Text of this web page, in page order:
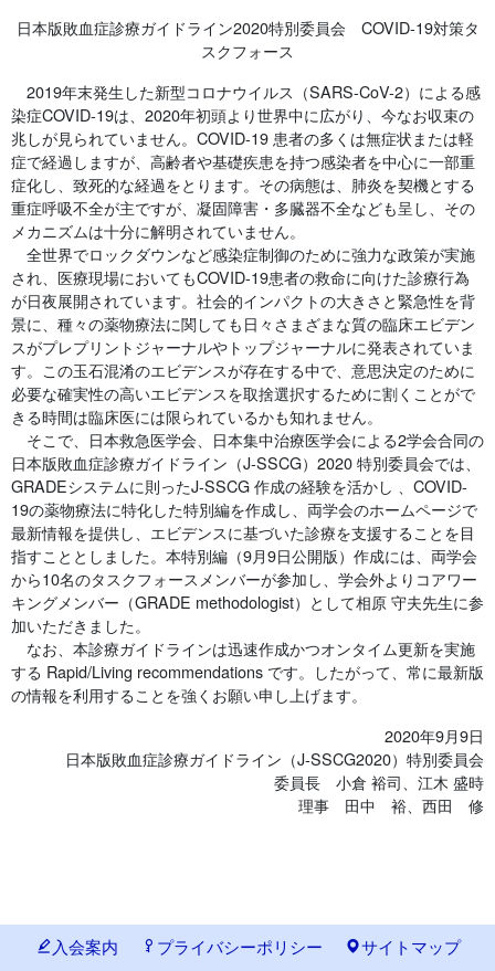
日本版敗血症診療ガイドライン2020特別委員会 COVID-19対策タ
スクフォース
2019年末発生した新型コロナウイルス（SARS-CoV-2）による感
染症COVID-19は、2020年初頭より世界中に広がり、今なお収束の
兆しが見られていません。COVID-19 患者の多くは無症状または軽
症で経過しますが、高齢者や基礎疾患を持つ感染者を中心に一部重
症化し、致死的な経過をとります。その病態は、肺炎を契機とする
重症呼吸不全が主ですが、凝固障害・多臓器不全なども呈し、その
メカニズムは十分に解明されていません。
全世界でロックダウンなど感染症制御のために強力な政策が実施
され、医療現場においてもCOVID-19患者の救命に向けた診療行為
が日夜展開されています。社会的インパクトの大きさと緊急性を背
景に、種々の薬物療法に関しても日々さまざまな質の臨床エビデン
スがプレプリントジャーナルやトップジャーナルに発表されていま
す。この玉石混淆のエビデンスが存在する中で、意思決定のために
必要な確実性の高いエビデンスを取捨選択するために割くことがで
きる時間は臨床医には限られているかも知れません。
そこで、日本救急医学会、日本集中治療医学会による2学会合同の
日本版敗血症診療ガイドライン（J-SSCG）2020 特別委員会では、
GRADEシステムに則ったJ-SSCG 作成の経験を活かし 、COVID-
19の薬物療法に特化した特別編を作成し、両学会のホームページで
最新情報を提供し、エビデンスに基づいた診療を支援することを目
指すこととしました。本特別編（9月9日公開版）作成には、両学会
から10名のタスクフォースメンバーが参加し、学会外よりコアワー
キングメンバー（GRADE methodologist）として相原 守夫先生に参
加いただきました。
なお、本診療ガイドラインは迅速作成かつオンタイム更新を実施
する Rapid/Living recommendations です。したがって、常に最新版
の情報を利用することを強くお願い申し上げます。
2020年9月9日
日本版敗血症診療ガイドライン（J-SSCG2020）特別委員会
委員長 小倉 裕司、江木 盛時
理事 田中 裕、西田 修
入会案内 プライバシーポリシー サイトマップ